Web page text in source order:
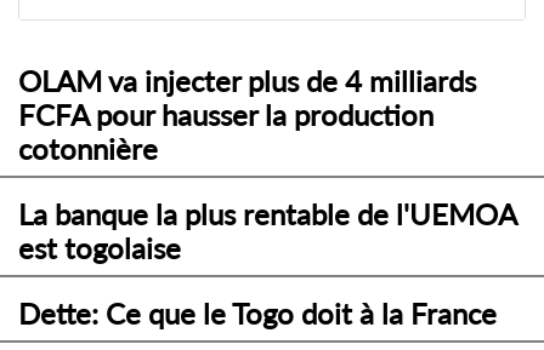
OLAM va injecter plus de 4 milliards
FCFA pour hausser la production
cotonnière
La banque la plus rentable de l'UEMOA
est togolaise
Dette: Ce que le Togo doit à la France